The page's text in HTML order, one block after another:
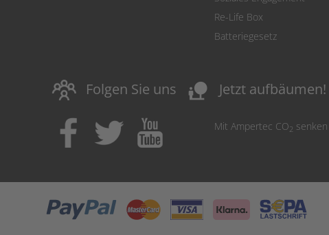
Re-Life Box
Batteriegesetz
Folgen Sie uns nature_people Jetzt aufbäumen!
Mit Ampertec CO2 senken